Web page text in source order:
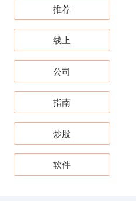
推荐
线上
公司
指南
炒股
软件